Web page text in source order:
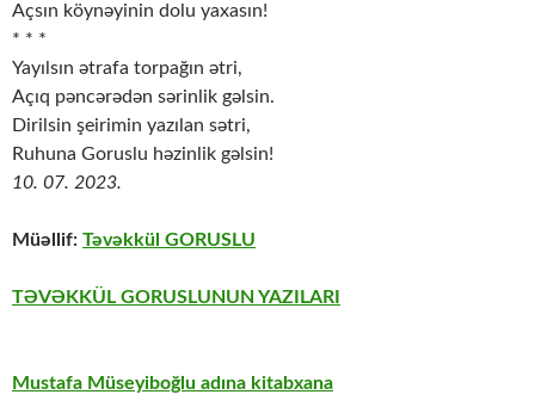
Açsın köynəyinin dolu yaxasın!
* * *
Yayılsın ətrafa torpağın ətri,
Açıq pəncərədən sərinlik gəlsin.
Dirilsin şeirimin yazılan sətri,
Ruhuna Goruslu həzinlik gəlsin!
10. 07. 2023.
Müəllif: Təvəkkül GORUSLU
TƏVƏKKÜL GORUSLUNUN YAZILARI
Mustafa Müseyiboğlu adına kitabxana